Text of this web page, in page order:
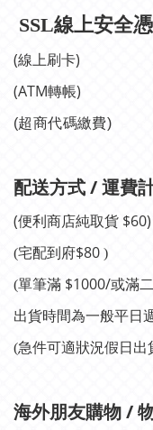
SSL線上安全
(線上刷卡)
(ATM轉帳)
(超商代碼繳費)
配送方式 / 運費
(便利商店純取貨 $60)
(宅配到府$80 )
(單筆滿 $1000/或滿
出貨時間為一般平日
(急件可適狀況假日出
海外朋友購物 /